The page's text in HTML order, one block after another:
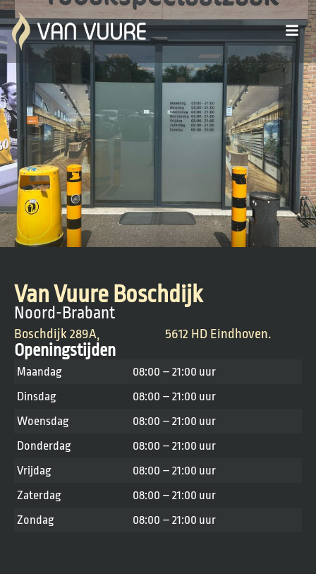
Van Vuure Boschdijk
Noord-Brabant
Boschdijk 289A, 5612 HD Eindhoven.
Openingstijden
Maandag 08:00 – 21:00 uur
Dinsdag
08:00 – 21:00 uur
Woensdag
08:00 – 21:00 uur
Donderdag
08:00 – 21:00 uur
Vrijdag
08:00 – 21:00 uur
Zaterdag
08:00 – 21:00 uur
Zondag
08:00 – 21:00 uur